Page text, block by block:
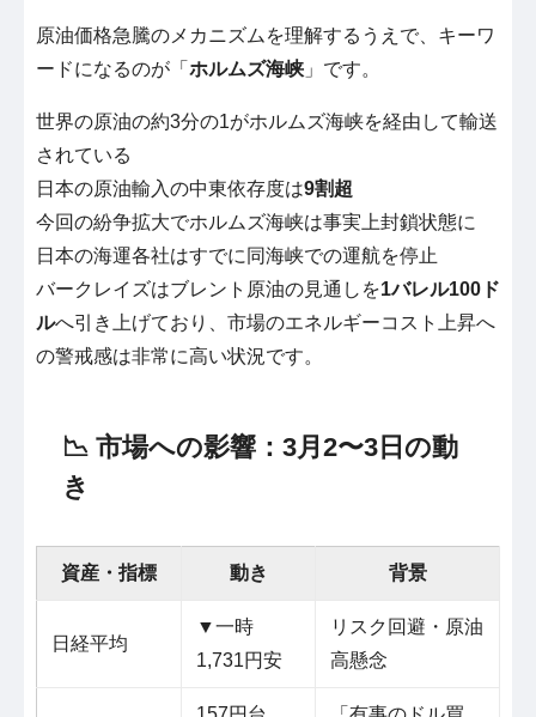
原油価格急騰のメカニズムを理解するうえで、キーワ
ードになるのが「 ホルムズ海峡 」です。
世界の原油の約3分の1がホルムズ海峡を経由して輸送
されている
日本の原油輸入の中東依存度は9割超
今回の紛争拡大でホルムズ海峡は事実上封鎖状態に
日本の海運各社はすでに同海峡での運航を停止
バークレイズはブレント原油の見通しを1バレル100ド
ルへ引き上げており、市場のエネルギーコスト上昇へ
の警戒感は非常に高い状況です。
📉 市場への影響：3月2〜3日の動
き
資産・指標 動き 背景
日経平均
▼一時
1,731円安
リスク回避・原油
高懸念